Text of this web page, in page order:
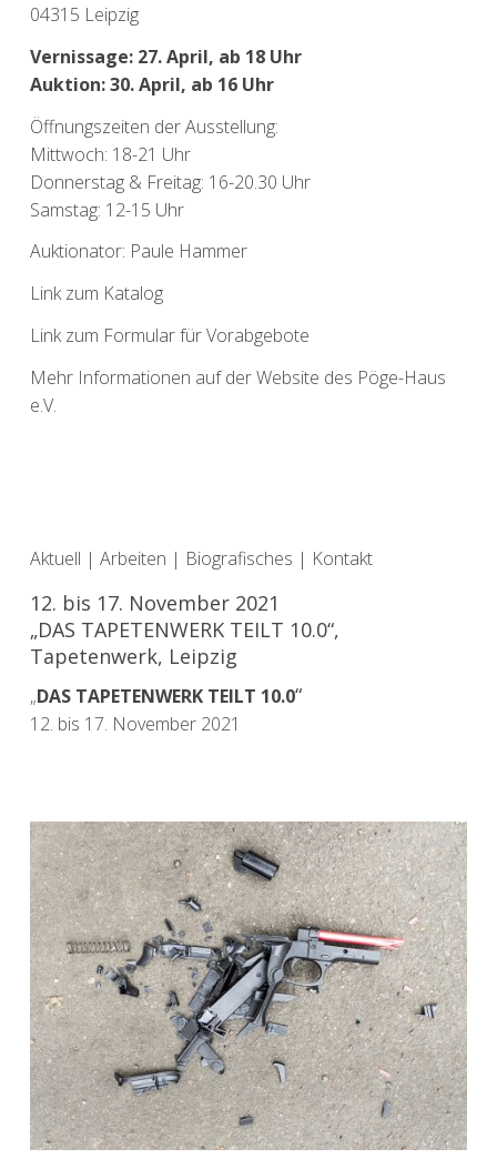
04315 Leipzig
Vernissage: 27. April, ab 18 Uhr
Auktion: 30. April, ab 16 Uhr
Öffnungszeiten der Ausstellung:
Mittwoch: 18-21 Uhr
Donnerstag & Freitag: 16-20.30 Uhr
Samstag: 12-15 Uhr
Auktionator: Paule Hammer
Link zum Katalog
Link zum Formular für Vorabgebote
Mehr Informationen auf der Website des Pöge-Haus
e.V.
Aktuell | Arbeiten | Biografisches | Kontakt
12. bis 17. November 2021
„DAS TAPETENWERK TEILT 10.0“,
Tapetenwerk, Leipzig
„DAS TAPETENWERK TEILT 10.0“
12. bis 17. November 2021